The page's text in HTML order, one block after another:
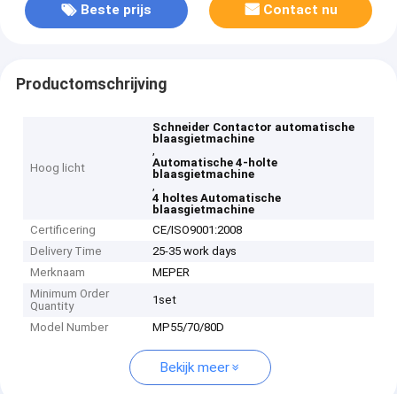
Beste prijs Contact nu
Productomschrijving
Hoog licht
Schneider Contactor automatische
blaasgietmachine
,
Automatische 4-holte
blaasgietmachine
,
4 holtes Automatische
blaasgietmachine
Certificering
CE/ISO9001:2008
Delivery Time
25-35 work days
Merknaam
MEPER
Minimum Order
Quantity
1set
Model Number MP55/70/80D
Bekijk meer